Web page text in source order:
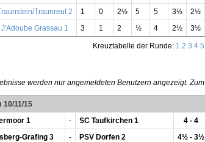
Traunreut 2 1 0 2½ 5 5 3½ 2½
Grassau 1 3 1 2 ½ 4 2½ 3½
Kreuztabelle der Runde: 1 2 3 4 5
werden nur angemeldeten Benutzern angezeigt. Zum
10/11/15
1 - SC Taufkirchen 1
4 - 4
Grafing 3 - PSV Dorfen 2
4½ - 3½